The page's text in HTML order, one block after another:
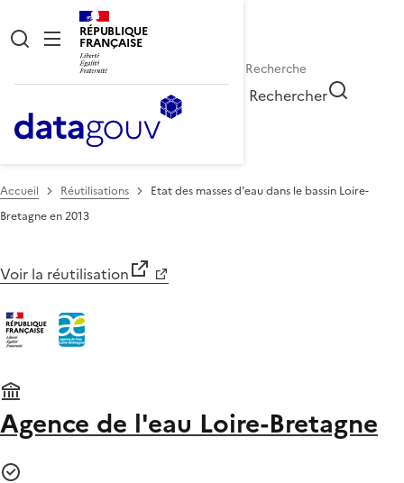
RÉPUBLIQUE
FRANÇAISE
Rechercher
Accueil Réutilisations
Etat des masses d'eau dans le bassin Loire-
Bretagne en 2013
Voir la réutilisation
Agence de l'eau Loire-Bretagne